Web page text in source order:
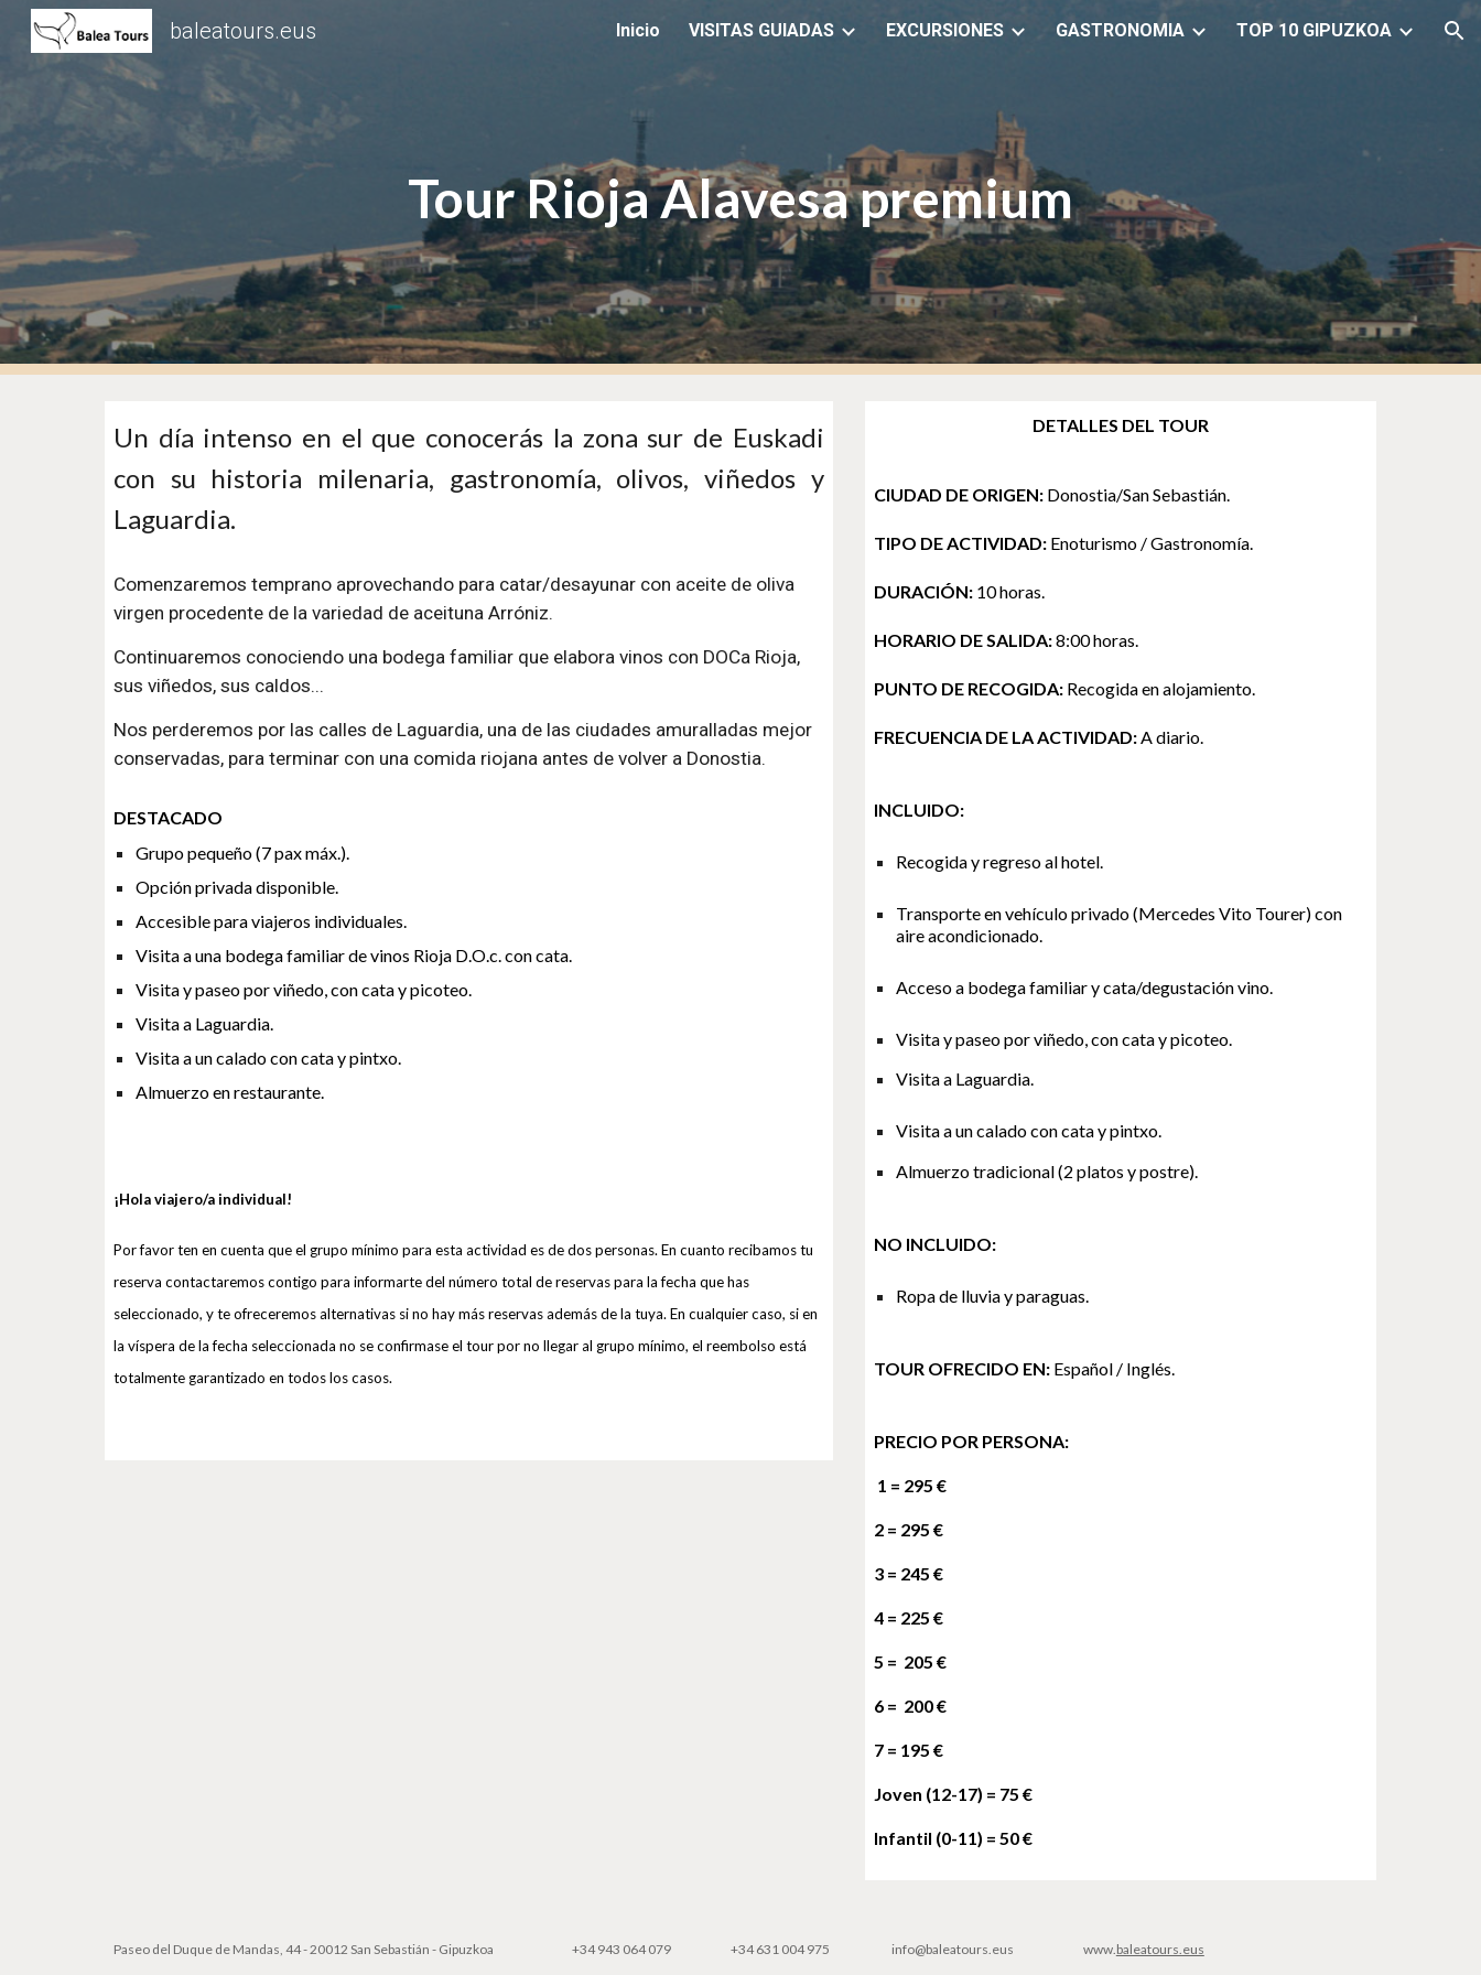
Skip to main content Skip to navigation
baleatours.eus Inicio VISITAS GUIADAS EXCURSIONES GASTRONOMIA TOP 10 GIPUZKOA
Tour Rioja Alavesa premium
Un día intenso en el que conocerás la zona sur de Euskadi
con su historia milenaria, gastronomía, olivos, viñedos y
Laguardia.
Comenzaremos temprano aprovechando para catar/desayunar con aceite de oliva
virgen procedente de la variedad de aceituna Arróniz.
Continuaremos conociendo una bodega familiar que elabora vinos con DOCa Rioja,
sus viñedos, sus caldos...
Nos perderemos por las calles de Laguardia, una de las ciudades amuralladas mejor
conservadas, para terminar con una comida riojana antes de volver a Donostia.
DESTACADO
Grupo pequeño (7 pax máx.).
Opción privada disponible.
Accesible para viajeros individuales.
Visita a una bodega familiar de vinos Rioja D.O.c. con cata.
Visita y paseo por viñedo, con cata y picoteo.
Visita a Laguardia.
Visita a un calado con cata y pintxo.
Almuerzo en restaurante.
¡Hola viajero/a individual!
Por favor ten en cuenta que el grupo mínimo para esta actividad es de dos personas. En cuanto recibamos tu
reserva contactaremos contigo para informarte del número total de reservas para la fecha que has
seleccionado, y te ofreceremos alternativas si no hay más reservas además de la tuya. En cualquier caso, si en
la víspera de la fecha seleccionada no se confirmase el tour por no llegar al grupo mínimo, el reembolso está
totalmente garantizado en todos los casos.
DETALLES DEL TOUR
CIUDAD DE ORIGEN: Donostia/San Sebastián.
TIPO DE ACTIVIDAD: Enoturismo / Gastronomía.
DURACIÓN: 10 horas.
HORARIO DE SALIDA:8:00 horas.
PUNTO DE RECOGIDA: Recogida en alojamiento.
FRECUENCIA DE LA ACTIVIDAD:A diario.
INCLUIDO:
Recogida y regreso al hotel.
Transporte en vehículo privado (Mercedes Vito Tourer) con
aire acondicionado.
Acceso a bodega familiary cata/degustación vino.
Visita y paseo por viñedo, con cata y picoteo.
Visita a Laguardia.
Visita a un calado con cata y pintxo.
Almuerzo tradicional (2 platos y postre).
NO INCLUIDO:
Ropa de lluvia y paraguas.
TOUR OFRECIDO EN: Español / Inglés.
PRECIO POR PERSONA:
1 = 295 €
2 = 295 €
3 = 245 €
4 = 225 €
5 = 205 €
6 = 200 €
7 = 195 €
Joven (12-17) = 75 €
Infantil (0-11) = 50 €
Paseo del Duque de Mandas, 44-20012 San Sebastián - Gipuzkoa +34 943 064 079 +34631 004 975 info@baleatours.eus www.baleatours.eus